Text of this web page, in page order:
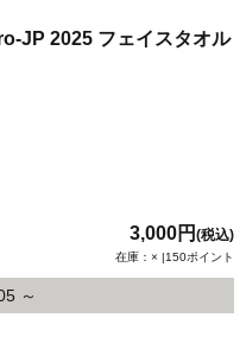
JP 2025 フェイスタオル
3,000円 (税込)
在庫：× |150ポイント
～